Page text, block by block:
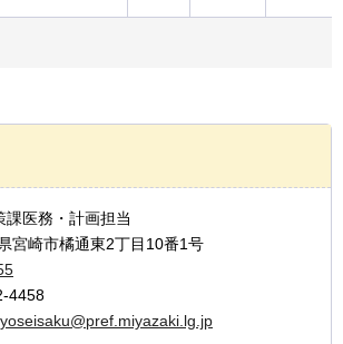
医務・計画担当
崎市橘通東2丁目10番1号
4458